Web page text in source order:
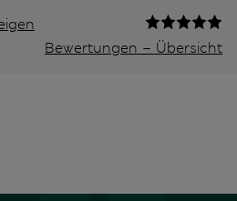
Bewertungen – Übersicht